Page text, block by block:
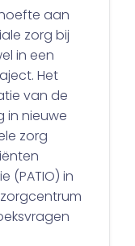
aan
zorg bij
in een
Het
van de
in nieuwe
zorg
(PATIO) in